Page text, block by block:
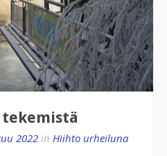
tekemistä
2022in Hiihto urheiluna